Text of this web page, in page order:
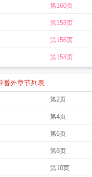
行无防盗全文阅读月向西行金丙txt
第160页
第158页
第156页
第154页
番外章节列表
第2页
第4页
第6页
第8页
第10页